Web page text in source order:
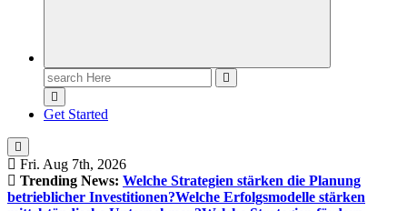
Search
for:
Get Started
Fri. Aug 7th, 2026
Trending News: Welche Strategien stärken die Planung
betrieblicher Investitionen?Welche Erfolgsmodelle stärken